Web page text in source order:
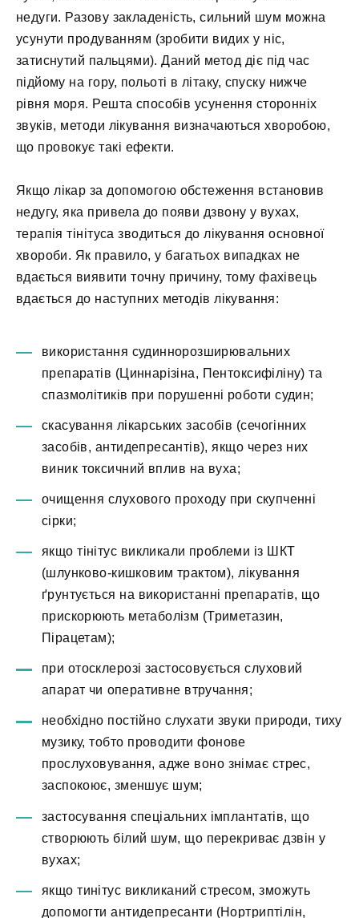
недуги. Разову закладеність, сильний шум можна
усунути продуванням (зробити видих у ніс,
затиснутий пальцями). Даний метод діє під час
підйому на гору, польоті в літаку, спуску нижче
рівня моря. Решта способів усунення сторонніх
звуків, методи лікування визначаються хворобою,
що провокує такі ефекти.
Якщо лікар за допомогою обстеження встановив
недугу, яка привела до появи дзвону у вухах,
терапія тінітуса зводиться до лікування основної
хвороби. Як правило, у багатьох випадках не
вдається виявити точну причину, тому фахівець
вдається до наступних методів лікування:
використання судиннорозширювальних
препаратів (Циннарізіна, Пентоксифіліну) та
спазмолітиків при порушенні роботи судин;
скасування лікарських засобів (сечогінних
засобів, антидепресантів), якщо через них
виник токсичний вплив на вуха;
очищення слухового проходу при скупченні
сірки;
якщо тінітус викликали проблеми із ШКТ
(шлунково-кишковим трактом), лікування
ґрунтується на використанні препаратів, що
прискорюють метаболізм (Триметазин,
Пірацетам);
при отосклерозі застосовується слуховий
апарат чи оперативне втручання;
необхідно постійно слухати звуки природи, тиху
музику, тобто проводити фонове
прослуховування, адже воно знімає стрес,
заспокоює, зменшує шум;
застосування спеціальних імплантатів, що
створюють білий шум, що перекриває дзвін у
вухах;
якщо тинітус викликаний стресом, зможуть
допомогти антидепресанти (Нортриптілін,